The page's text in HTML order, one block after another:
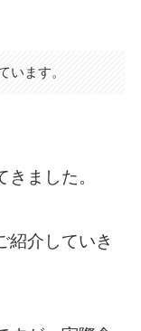
います。
ました。
紹介していき